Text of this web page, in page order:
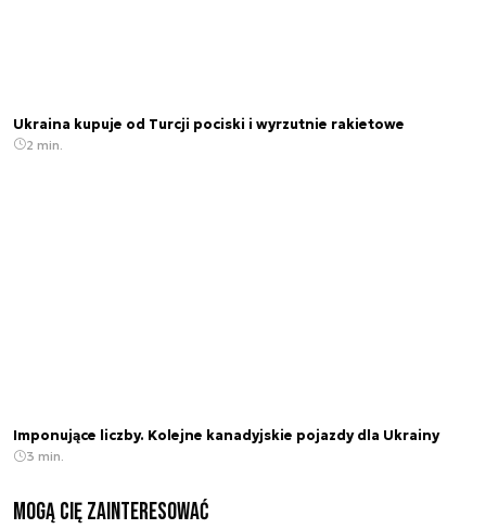
Ukraina kupuje od Turcji pociski i wyrzutnie rakietowe
2 min.
Imponujące liczby. Kolejne kanadyjskie pojazdy dla Ukrainy
3 min.
Mogą Cię zainteresować